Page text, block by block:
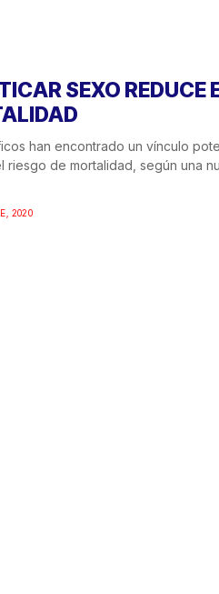
SEXO REDUCE
han encontrado un vínculo
riesgo de mortalidad, según una
2020